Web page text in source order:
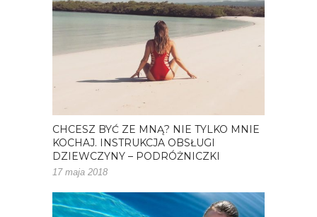
CHCESZ BYĆ ZE MNĄ? NIE TYLKO MNIE
KOCHAJ. INSTRUKCJA OBSŁUGI
DZIEWCZYNY – PODRÓŻNICZKI
17 maja 2018